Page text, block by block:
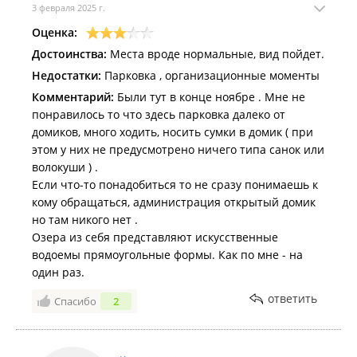
Питание организуется гостями самостоятельно.
Предусмотрена возможность дополнительного заказа
завтраков.
Расчетные часы:
Регламентируют только время заселения и освобождения
номеров. Нахождение гостей на самой территории
комплекса до заезда и после выезда не ограничивается.
Заезд с 13:00, выезд до 11:00: шатры"Хехцир" (1),
"Махаон" (2)
"Аралия" (10);
Заезд с 14:00, выезд до 12:00: шатры "Бархат
Амурский" (3),"Лотос" (4),"Белогрудка" (6),"Орлан" (8)
бунгало"Женьшень" (11)
Стоимость проживания на 2026 г.:
Цены указаны за базовое размещение (2 взрослых и 1
ребенок до 7 лет). Точная стоимость проверяется через
модуль онлайн-бронирования на сайте.
Понедельник, вторник, среда, четверг - от 7 500 руб./
3 февраля 2025 г.
Оценка:
Достоинства: Места вроде нормальные, вид пойдет.
Недостатки: Парковка , организационные моменты
Комментарий: Были тут в конце ноябре . Мне не
понравилось то что здесь парковка далеко от
домиков, много ходить, носить сумки в домик ( при
этом у них не предусмотрено ничего типа санок или
волокуши ) .
Если что-то понадобиться то не сразу понимаешь к
кому обращаться, администрация открытый домик
но там никого нет .
Озера из себя представляют искусственные
водоемы прямоугольные формы. Как по мне - на
один раз.
Спасибо 2 ответить